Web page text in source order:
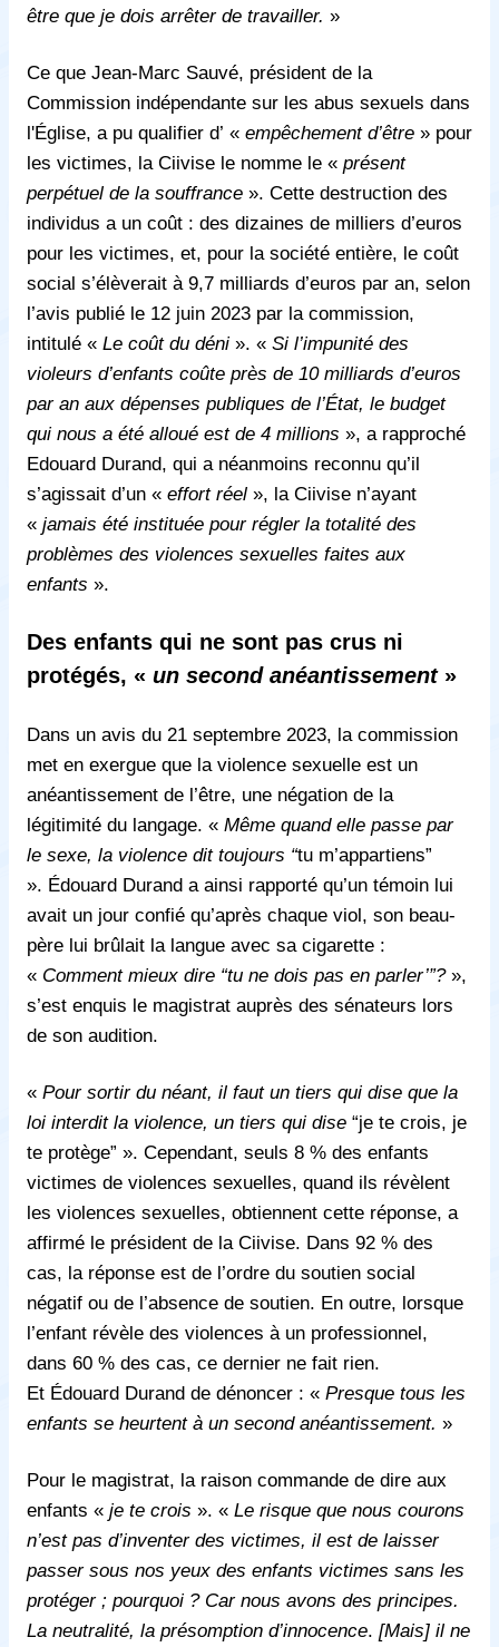
être que je dois arrêter de travailler. »
Ce que Jean-Marc Sauvé, président de la
Commission indépendante sur les abus sexuels dans
l'Église, a pu qualifier d’ « empêchement d’être » pour
les victimes, la Ciivise le nomme le « présent
perpétuel de la souffrance ». Cette destruction des
individus a un coût : des dizaines de milliers d’euros
pour les victimes, et, pour la société entière, le coût
social s’élèverait à 9,7 milliards d’euros par an, selon
l’avis publié le 12 juin 2023 par la commission,
intitulé « Le coût du déni ». « Si l’impunité des
violeurs d’enfants coûte près de 10 milliards d’euros
par an aux dépenses publiques de l’État, le budget
qui nous a été alloué est de 4 millions », a rapproché
Edouard Durand, qui a néanmoins reconnu qu’il
s’agissait d’un « effort réel », la Ciivise n’ayant
« jamais été instituée pour régler la totalité des
problèmes des violences sexuelles faites aux
enfants ».
Des enfants qui ne sont pas crus ni
protégés, « un second anéantissement»
Dans un avis du 21 septembre 2023, la commission
met en exergue que la violence sexuelle est un
anéantissement de l’être, une négation de la
légitimité du langage. « Même quand elle passe par
le sexe, la violence dit toujours “tu m’appartiens”
». Édouard Durand a ainsi rapporté qu’un témoin lui
avait un jour confié qu’après chaque viol, son beau-
père lui brûlait la langue avec sa cigarette :
« Comment mieux dire “tu ne dois pas en parler’”?»,
s’est enquis le magistrat auprès des sénateurs lors
de son audition.
« Pour sortir du néant, il faut un tiers qui dise que la
loi interdit la violence, un tiers qui dise “je te crois, je
te protège” ». Cependant, seuls 8 % des enfants
victimes de violences sexuelles, quand ils révèlent
les violences sexuelles, obtiennent cette réponse, a
affirmé le président de la Ciivise. Dans 92 % des
cas, la réponse est de l’ordre du soutien social
négatif ou de l’absence de soutien. En outre, lorsque
l’enfant révèle des violences à un professionnel,
dans 60 % des cas, ce dernier ne fait rien.
Et Édouard Durand de dénoncer : « Presque tous les
enfants se heurtent à un second anéantissement. »
Pour le magistrat, la raison commande de dire aux
enfants « je te crois ». « Le risque que nous courons
n’est pas d’inventer des victimes, il est de laisser
passer sous nos yeux des enfants victimes sans les
protéger ; pourquoi ? Car nous avons des principes.
La neutralité, la présomption d’innocence. [Mais] il ne